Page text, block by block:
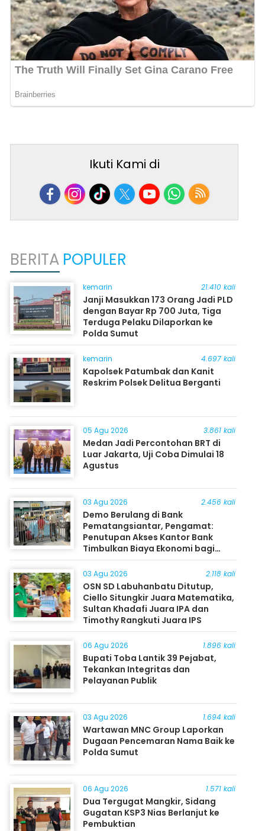
Ikuti Kami di
BERITA POPULER
kemarin 21.410 kali
Janji Masukkan 173 Orang Jadi PLD
dengan Bayar Rp 700 Juta, Tiga
Terduga Pelaku Dilaporkan ke
Polda Sumut
kemarin 4.697 kali
Kapolsek Patumbak dan Kanit
Reskrim Polsek Delitua Berganti
05 Agu 2026 3.861 kali
Medan Jadi Percontohan BRT di
Luar Jakarta, Uji Coba Dimulai 18
Agustus
03 Agu 2026 2.456 kali
Demo Berulang di Bank
Pematangsiantar, Pengamat:
Penutupan Akses Kantor Bank
Timbulkan Biaya Ekonomi bagi
Masyarakat
03 Agu 2026 2.118 kali
OSN SD Labuhanbatu Ditutup,
Ciello Situngkir Juara Matematika,
Sultan Khadafi Juara IPA dan
Timothy Rangkuti Juara IPS
06 Agu 2026 1.896 kali
Bupati Toba Lantik 39 Pejabat,
Tekankan Integritas dan
Pelayanan Publik
03 Agu 2026 1.694 kali
Wartawan MNC Group Laporkan
Dugaan Pencemaran Nama Baik ke
Polda Sumut
06 Agu 2026 1.571 kali
Dua Tergugat Mangkir, Sidang
Gugatan KSP3 Nias Berlanjut ke
Pembuktian